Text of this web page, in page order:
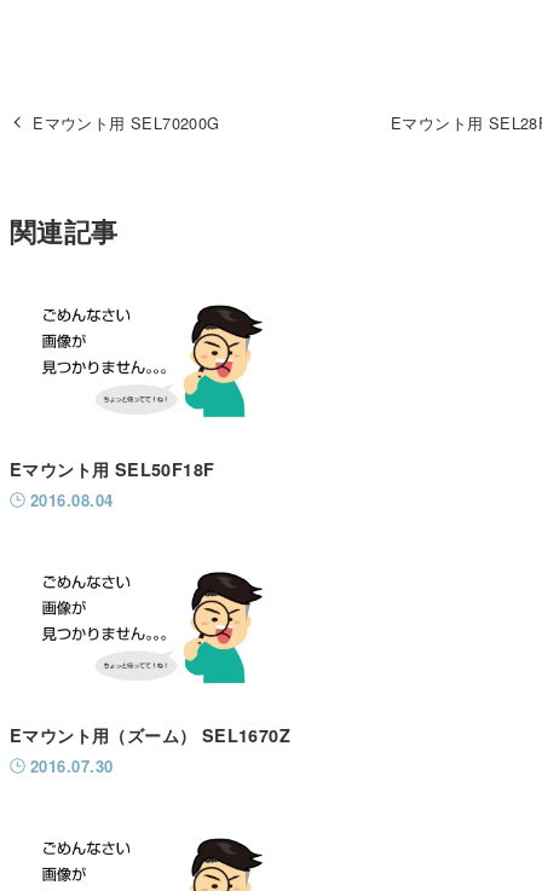
Eマウント用 SEL70200G Eマウント用
関連記事
Eマウント用 SEL50F18F
2016.08.04
Eマウント用（ズーム） SEL1670Z
2016.07.30